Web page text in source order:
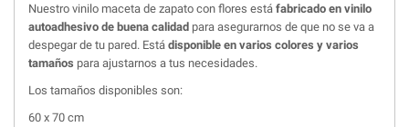
Nuestro vinilo maceta de zapato con flores está fabricado en vinilo
autoadhesivo de buena calidad para asegurarnos de que no se va a
despegar de tu pared. Está disponible en varios colores y varios
tamaños para ajustarnos a tus necesidades.
Los tamaños disponibles son:
60 x 70 cm